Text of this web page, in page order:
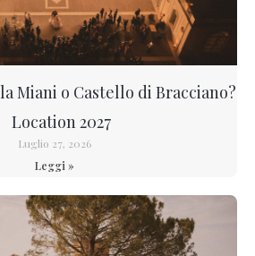
Miani o Castello di Bracciano?
Location 2027
Luglio 27, 2026
Leggi »